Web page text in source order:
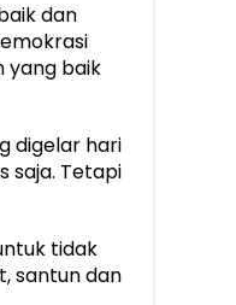
dan
yang baik
digelar hari
saja. Tetapi
tidak
santun dan